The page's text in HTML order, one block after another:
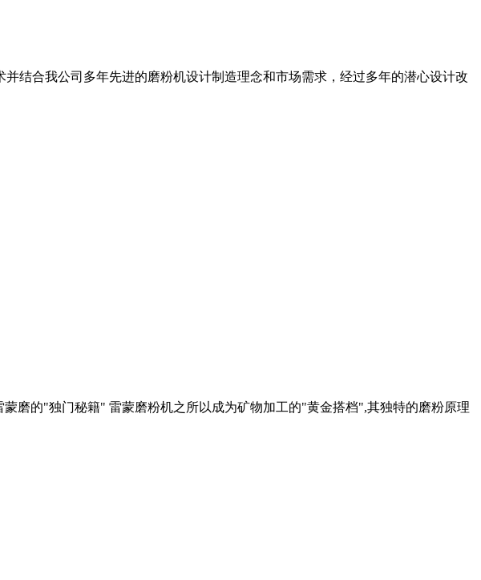
结合我公司多年先进的磨粉机设计制造理念和市场需求，经过多年的潜心设计改
磨的"独门秘籍" 雷蒙磨粉机之所以成为矿物加工的"黄金搭档",其独特的磨粉原理